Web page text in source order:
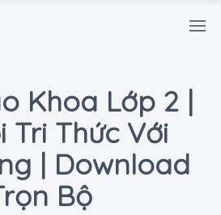
Khoa Lớp 2 |
Tri Thức Với
| Download
Bộ